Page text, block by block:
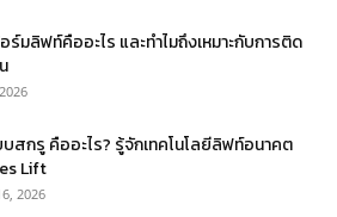
มลิฟท์คืออะไร และทำไมถึงเหมาะกับการติด
สกรู คืออะไร? รู้จักเทคโนโลยีลิฟท์อนาคต
Lift
2026